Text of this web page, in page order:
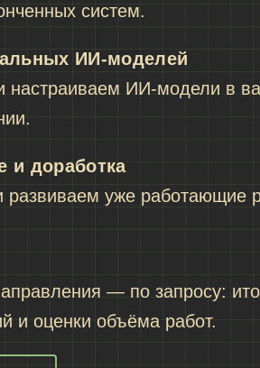
систем.
ИИ-моделей
настраиваем ИИ-модели в
и доработка
уже работающие
— по запросу:
и оценки объёма работ.